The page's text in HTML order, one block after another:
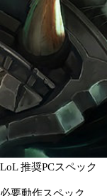
LoL 推奨PCスペック
必要動作スペック